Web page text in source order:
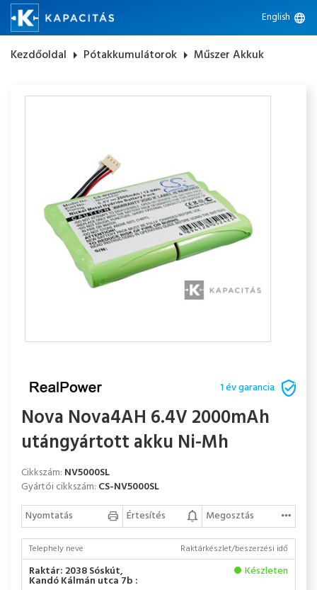
English language
Kezdőoldal arrow_right Pótakkumulátorok arrow_right Műszer Akkuk
1 év garancia
Nova Nova4AH 6.4V 2000mAh
utángyártott akku Ni-Mh
Cikkszám: NV5000SL
Gyártói cikkszám: CS-NV5000SL
Nyomtatás
Értesítés Megosztás
Telephely neve Raktárkészlet/beszerzési idő
Raktár: 2038 Sóskút,
Kandó Kálmán utca 7b :
Készleten